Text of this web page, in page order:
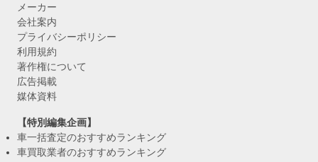
メーカー
会社案内
プライバシーポリシー
利用規約
著作権について
広告掲載
媒体資料
【特別編集企画】
車一括査定のおすすめランキング
車買取業者のおすすめランキング